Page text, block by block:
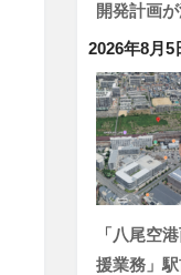
開発計画
2026年8月5
「八尾空
援業務」